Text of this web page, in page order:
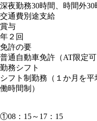
深夜勤務30時間、時間外30
交通費別途支給
賞与
年２回
免許の要
普通自動車免許（AT限定可
勤務シフト
シフト制勤務（１か月を
働時間制）
①08：15～17：15